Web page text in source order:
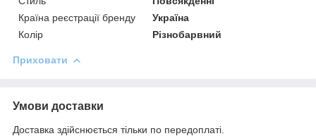
Країна реєстрації бренду
Україна
Колір
Різнобарвний
Приховати
Умови доставки
Доставка здійснюється тільки по передоплаті.